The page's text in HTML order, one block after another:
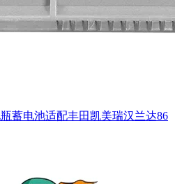
蓄电池适配丰田凯美瑞汉兰达86